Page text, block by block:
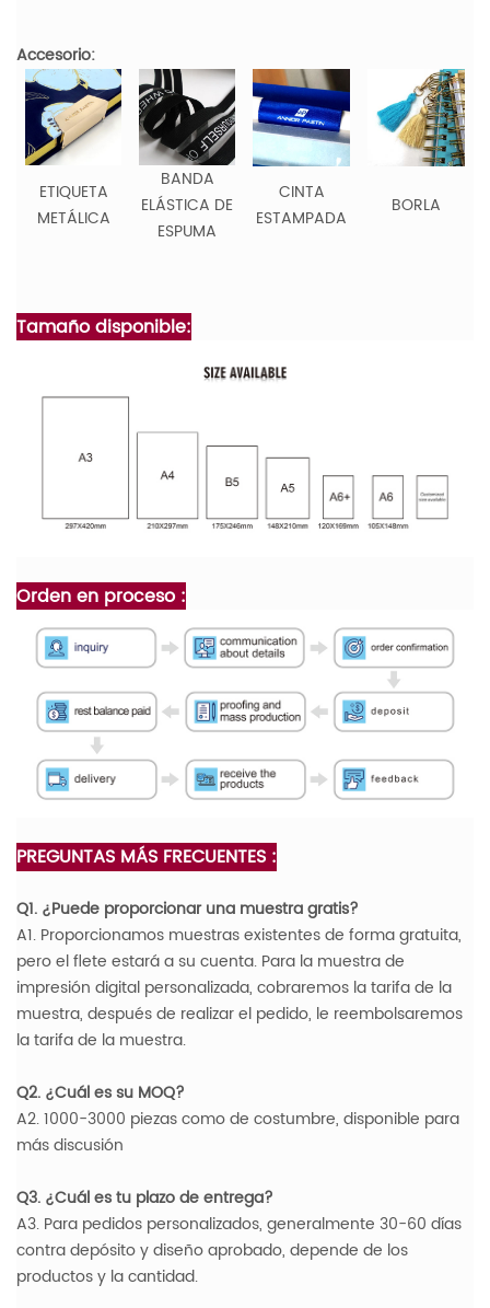
Accesorio:
ETIQUETA
METÁLICA
BANDA
ELÁSTICA DE
ESPUMA
CINTA
ESTAMPADA
BORLA
Tamaño disponible:
Orden en proceso :
PREGUNTAS MÁS FRECUENTES :
Q1. ¿Puede proporcionar una muestra gratis?
A1. Proporcionamos muestras existentes de forma gratuita,
pero el flete estará a su cuenta. Para la muestra de
impresión digital personalizada, cobraremos la tarifa de la
muestra, después de realizar el pedido, le reembolsaremos
la tarifa de la muestra.
Q2. ¿Cuál es su MOQ?
A2. 1000-3000 piezas como de costumbre, disponible para
más discusión
Q3. ¿Cuál es tu plazo de entrega?
A3. Para pedidos personalizados, generalmente 30-60 días
contra depósito y diseño aprobado, depende de los
productos y la cantidad.